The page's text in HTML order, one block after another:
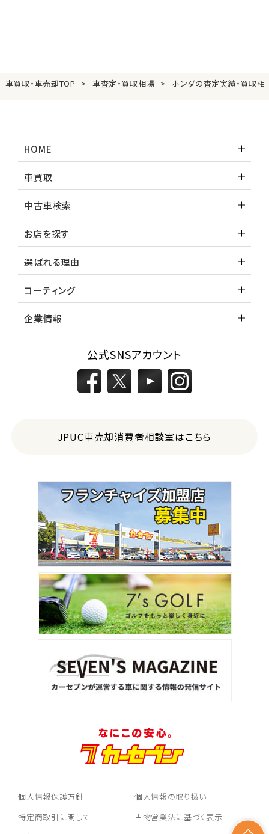
車買取・車売却TOP 車査定・買取相場 ホンダの査定実績・買取相
HOME
車買取
中古車検索
お店を探す
選ばれる理由
コーティング
企業情報
公式SNSアカウント
JPUC車売却消費者相談室はこちら
個人情報保護方針
個人情報の取り扱い
特定商取引に関して
古物営業法に基づく表示